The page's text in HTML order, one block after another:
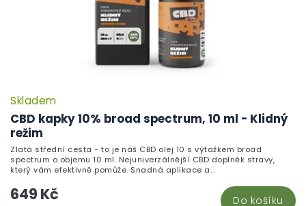
CBD kapky 10% broad spectrum, 10 ml - Klidný
režim
Skladem
649 Kč Do košíku
Zlatá střední cesta - to je náš CBD olej 10 s výtažkem broad
spectrum o objemu 10 ml. Nejuniverzálnější CBD doplněk stravy,
který vám efektivně pomůže. Snadná aplikace a...